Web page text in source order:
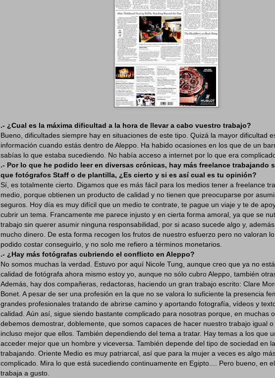
.- ¿Cual es la máxima dificultad a la hora de llevar a cabo vuestro trabajo?
Bueno, dificultades siempre hay en situaciones de este tipo. Quizá la mayor dificultad
información cuando estás dentro de Aleppo. Ha habido ocasiones en los que de un
sabías lo que estaba sucediendo. No había acceso a internet por lo que era
.- Por lo que he podido leer en diversas crónicas, hay más freelance trabajando
que fotógrafos Staff o de plantilla, ¿Es cierto y si es así cual es tu opinión?
Sí, es totalmente cierto. Digamos que es más fácil para los medios tener a freelance
medio, porque obtienen un producto de calidad y no tienen que preocuparse por
seguros. Hoy día es muy difícil que un medio te contrate, te pague un viaje y te de
cubrir un tema. Francamente me parece injusto y en cierta forma amoral, ya que se
trabajo sin querer asumir ninguna responsabilidad, por si acaso sucede algo y,
mucho dinero. De esta forma recogen los frutos de nuestro esfuerzo pero no valoran
podido costar conseguirlo, y no solo me refiero a términos monetarios.
.- ¿Hay más fotógrafas cubriendo el conflicto en Aleppo?
No somos muchas la verdad. Estuvo por aquí Nicole Tung, aunque creo que ya no
calidad de fotógrafa ahora mismo estoy yo, aunque no sólo cubro Aleppo, también
Además, hay dos compañeras, redactoras, haciendo un gran trabajo escrito: Clare
Bonet. A pesar de ser una profesión en la que no se valora lo suficiente la presencia
grandes profesionales tratando de abrirse camino y aportando fotografía, vídeos y
calidad. Aún así, sigue siendo bastante complicado para nosotras porque, en muchas
debemos demostrar, doblemente, que somos capaces de hacer nuestro trabajo igual
incluso mejor que ellos. También dependiendo del tema a tratar. Hay temas a los que
acceder mejor que un hombre y viceversa. También depende del tipo de sociedad en
trabajando. Oriente Medio es muy patriarcal, así que para la mujer a veces es algo
complicado. Mira lo que está sucediendo continuamente en Egipto.... Pero bueno, en
trabaja a gusto.